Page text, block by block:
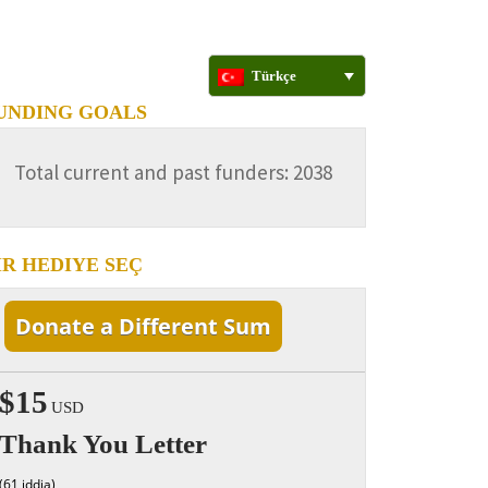
Türkçe
GOALS
Total current and past funders: 2038
HEDIYE SEÇ
Donate a Different Sum
USD
You Letter
iddia)